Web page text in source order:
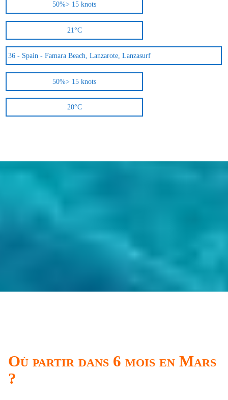
50%> 15 knots
21°C
36 - Spain - Famara Beach, Lanzarote, Lanzasurf
50%> 15 knots
20°C
Où partir dans 6 mois en Mars
?